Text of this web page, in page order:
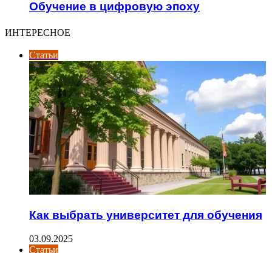
Обучение в цифровую эпоху
ИНТЕРЕСНОЕ
Статьи
Как выбрать университет для обучения
03.09.2025
Статьи